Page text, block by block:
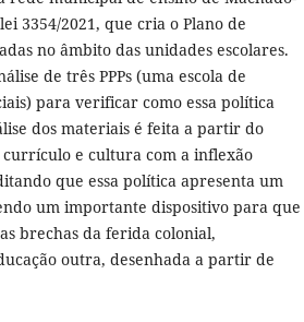
3354/2021, que cria o Plano de
no âmbito das unidades escolares.
de três PPPs (uma escola de
para verificar como essa política
dos materiais é feita a partir do
e cultura com a inflexão
que essa política apresenta um
um importante dispositivo para que
brechas da ferida colonial,
outra, desenhada a partir de